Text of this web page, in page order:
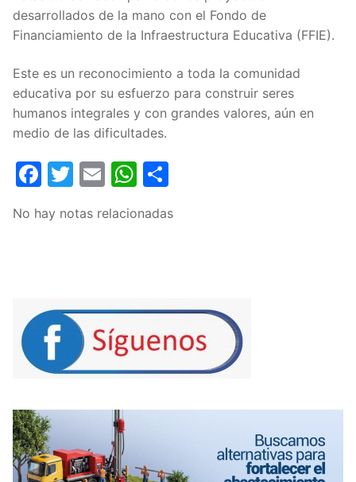
desarrollados de la mano con el Fondo de
Financiamiento de la Infraestructura Educativa (FFIE).
Este es un reconocimiento a toda la comunidad
educativa por su esfuerzo para construir seres
humanos integrales y con grandes valores, aún en
medio de las dificultades.
Facebook
Twitter
EmailWhatsApp
No hay notas relacionadas